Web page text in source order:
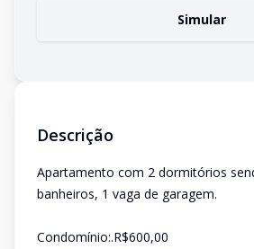
Simular
Descrição
Apartamento com 2 dormitórios
banheiros, 1 vaga de garagem.
Condomínio:.R$600,00